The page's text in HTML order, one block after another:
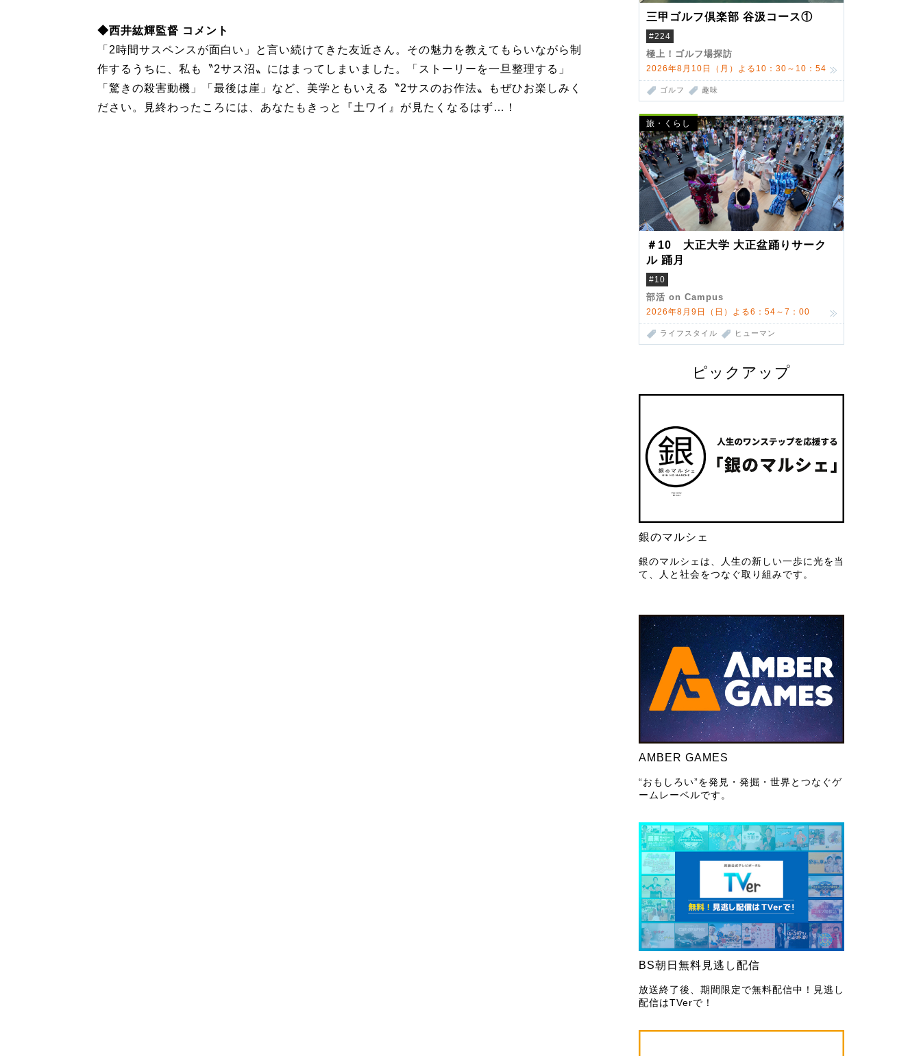
三甲ゴルフ倶楽部 谷汲コース①
#224
極上！ゴルフ場探訪
2026年8月10日（月）よる10：30～10：54
ゴルフ 趣味
旅・くらし
＃10 大正大学 大正盆踊りサーク
ル 踊月
#10
部活 on Campus
2026年8月9日（日）よる6：54～7：00
ライフスタイル ヒューマン
ピックアップ
銀のマルシェ
銀のマルシェは、人生の新しい一歩に光を当
て、人と社会をつなぐ取り組みです。
AMBER GAMES
“おもしろい”を発見・発掘・世界とつなぐゲ
ームレーベルです。
BS朝日無料見逃し配信
放送終了後、期間限定で無料配信中！見逃し
配信はTVerで！
◆西井紘輝監督 コメント
「2時間サスペンスが面白い」と言い続けてきた友近さん。その魅力を教えてもらいながら制
作するうちに、私も〝2サス沼〟にはまってしまいました。「ストーリーを一旦整理する」
「驚きの殺害動機」「最後は崖」など、美学ともいえる〝2サスのお作法〟もぜひお楽しみく
ださい。見終わったころには、あなたもきっと『土ワイ』が見たくなるはず…！